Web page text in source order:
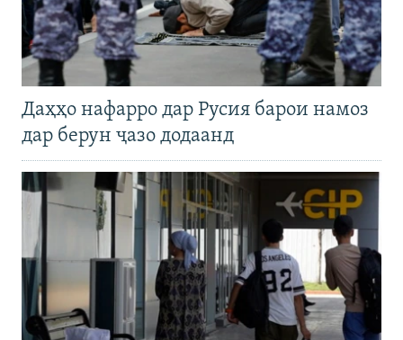
Даҳҳо нафарро дар Русия барои намоз
дар берун ҷазо додаанд